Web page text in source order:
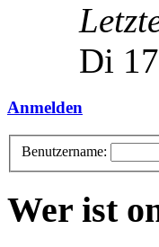
Di
Anmelden
Benutzername:
Wer ist